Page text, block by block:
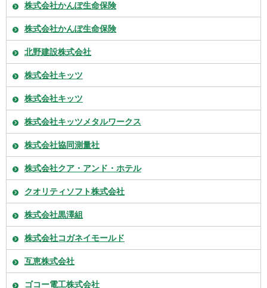
株式会社かんぽ生命保険
株式会社かんぽ生命保険
北野建設株式会社
株式会社キッツ
株式会社キッツ
株式会社キッツメタルワークス
株式会社協同測量社
株式会社クア・アンド・ホテル
クオリティソフト株式会社
株式会社黒澤組
株式会社コガネイモールド
互恵株式会社
ゴコー電工株式会社